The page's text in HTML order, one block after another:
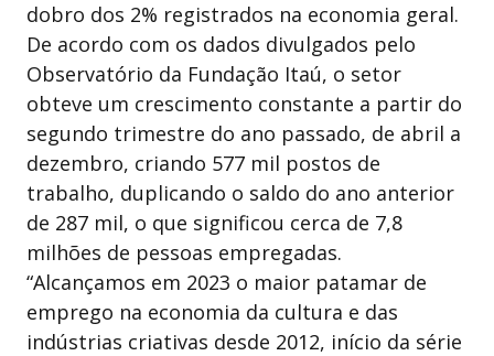
dobro dos 2% registrados na economia geral.
De acordo com os dados divulgados pelo
Observatório da Fundação Itaú, o setor
obteve um crescimento constante a partir do
segundo trimestre do ano passado, de abril a
dezembro, criando 577 mil postos de
trabalho, duplicando o saldo do ano anterior
de 287 mil, o que significou cerca de 7,8
milhões de pessoas empregadas.
“Alcançamos em 2023 o maior patamar de
emprego na economia da cultura e das
indústrias criativas desde 2012, início da série